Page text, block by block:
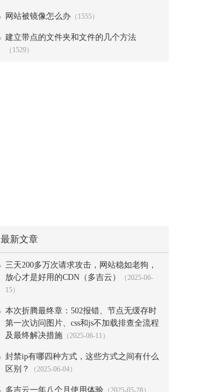
网站被镜像怎么办 （1555）
建立带点的文件夹和文件的几个方法
（1529）
最新文章
三天200多万次请求攻击，网站稳如老狗，
放心才是好用的CDN（多吉云）
（2025-06-
15）
本次折腾最终章：502报错、节点无缓存时
第一次访问图片、css和js不加载排查全流程
及最终解决措施 （2025-06-11）
封禁ip有哪四种方式，这些方式之间有什么
区别？
（2025-06-04）
多吉云一年八个月使用体验 （2025-05-28）